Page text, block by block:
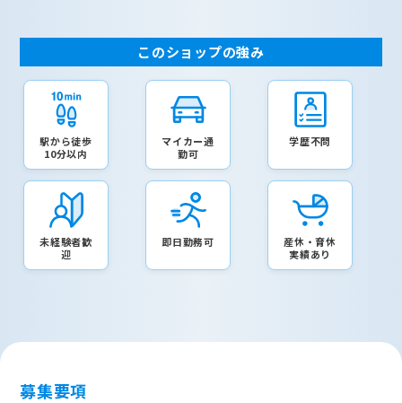
このショップの強み
駅から徒歩
10分以内
マイカー通
勤可
学歴不問
未経験者歓
迎
即日勤務可
産休・育休
実績あり
募集要項